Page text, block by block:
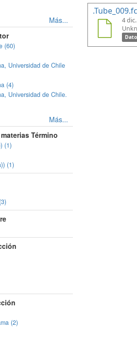
Más...
(60)
Universidad de Chile
(4)
Universidad de Chile.
Más...
Término
(1)
(1)
(2)
4